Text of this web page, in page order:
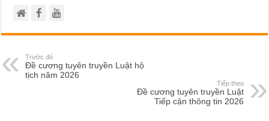
Trước đó
Đề cương tuyên truyền Luật hộ
tịch năm 2026
Tiếp theo
Đề cương tuyên truyền Luật
Tiếp cận thông tin 2026